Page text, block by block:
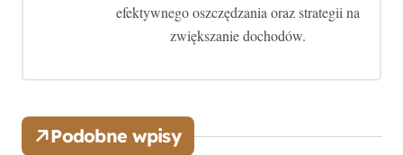
u
efektywnego oszczędzania oraz strategii na
zwiększanie dochodów.
Podobne wpisy